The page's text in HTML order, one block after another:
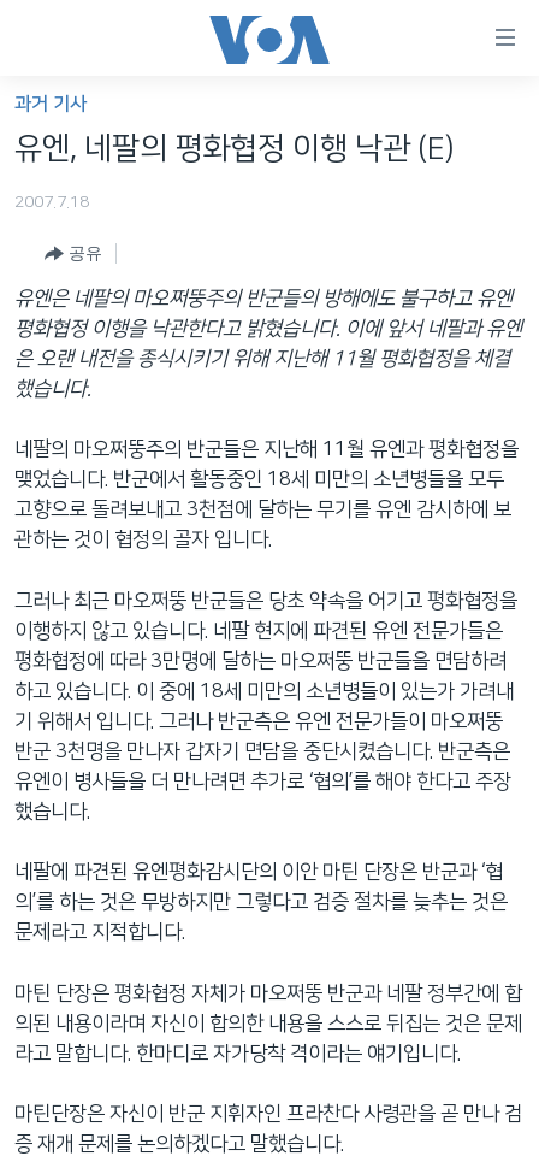
가
능
이
동
인
이
션
으
로
동
색
등
VOD
라디오
프로그램
주파수 안내
FOLLOW US
언어 선택
과거 기사
유엔, 네팔의 평화협정 이행 낙관 (E)
2007.7.18
공유
유엔은 네팔의 마오쩌뚱주의 반군들의 방해에도 불구하고 유엔
평화협정 이행을 낙관한다고 밝혔습니다. 이에 앞서 네팔과 유엔
은 오랜 내전을 종식시키기 위해 지난해 11월 평화협정을 체결
했습니다.
네팔의 마오쩌뚱주의 반군들은 지난해 11월 유엔과 평화협정을
맺었습니다. 반군에서 활동중인 18세 미만의 소년병들을 모두
고향으로 돌려보내고 3천점에 달하는 무기를 유엔 감시하에 보
관하는 것이 협정의 골자 입니다.
그러나 최근 마오쩌뚱 반군들은 당초 약속을 어기고 평화협정을
이행하지 않고 있습니다. 네팔 현지에 파견된 유엔 전문가들은
평화협정에 따라 3만명에 달하는 마오쩌뚱 반군들을 면담하려
하고 있습니다. 이 중에 18세 미만의 소년병들이 있는가 가려내
기 위해서 입니다. 그러나 반군측은 유엔 전문가들이 마오쩌뚱
반군 3천명을 만나자 갑자기 면담을 중단시켰습니다. 반군측은
유엔이 병사들을 더 만나려면 추가로 ‘협의’를 해야 한다고 주장
했습니다.
네팔에 파견된 유엔평화감시단의 이안 마틴 단장은 반군과 ‘협
의’를 하는 것은 무방하지만 그렇다고 검증 절차를 늦추는 것은
문제라고 지적합니다.
마틴 단장은 평화협정 자체가 마오쩌뚱 반군과 네팔 정부간에 합
의된 내용이라며 자신이 합의한 내용을 스스로 뒤집는 것은 문제
라고 말합니다. 한마디로 자가당착 격이라는 얘기입니다.
마틴단장은 자신이 반군 지휘자인 프라찬다 사령관을 곧 만나 검
증 재개 문제를 논의하겠다고 말했습니다.